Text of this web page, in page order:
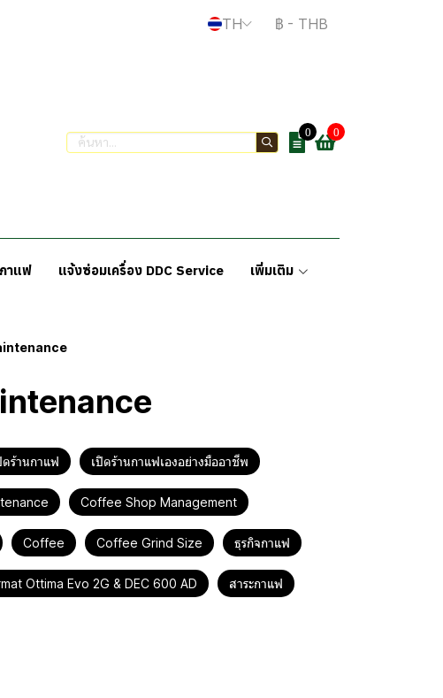
TH ฿ - THB
0 0
าแฟ แจ้งซ่อมเครื่อง DDC Service เพิ่มเติม
ดร้านกาแฟ เปิดร้านกาแฟเองอย่างมืออาชีพ
Coffee Shop Management
Coffee Coffee Grind Size ธุรกิจกาแฟ
Ottima Evo 2G & DEC 600 AD สาระกาแฟ